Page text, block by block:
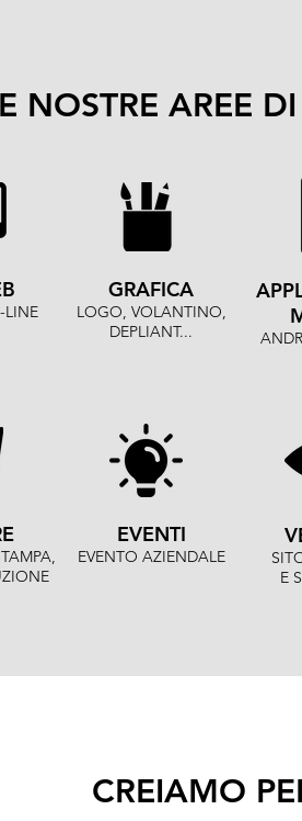
NOSTRE AREE
LINE
GRAFICA
LOGO, VOLANTINO,
DEPLIANT...
EVENTI
EVENTO AZIENDALE
E
CREIAMO